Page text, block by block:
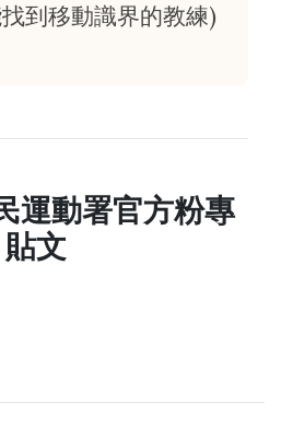
到移動識界的教練)
運動署官方粉專
貼文